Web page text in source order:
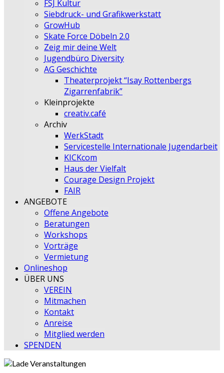
FSJ Kultur
Siebdruck- und Grafikwerkstatt
GrowHub
Skate Force Döbeln 2.0
Zeig mir deine Welt
Jugendbüro Diversity
AG Geschichte
Theaterprojekt “Isay Rottenbergs
Zigarrenfabrik”
Kleinprojekte
creativ.café
Archiv
WerkStadt
Servicestelle Internationale Jugendarbeit
KICKcom
Haus der Vielfalt
Courage Design Projekt
FAIR
ANGEBOTE
Offene Angebote
Beratungen
Workshops
Vorträge
Vermietung
Onlineshop
ÜBER UNS
VEREIN
Mitmachen
Kontakt
Anreise
Mitglied werden
SPENDEN